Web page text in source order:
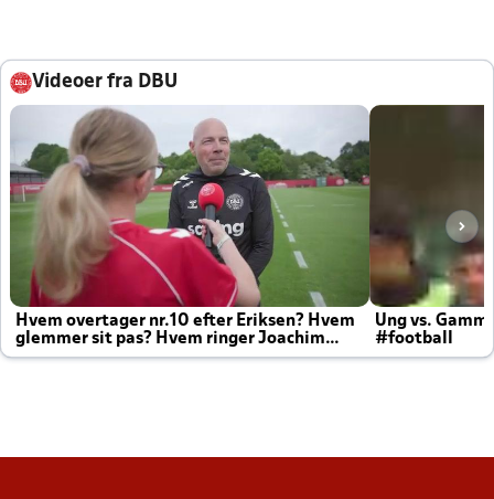
Videoer fra DBU
Hvem overtager nr.10 efter Eriksen? Hvem
glemmer sit pas? Hvem ringer Joachim
altid til efter kampe?
Ung vs.
#football